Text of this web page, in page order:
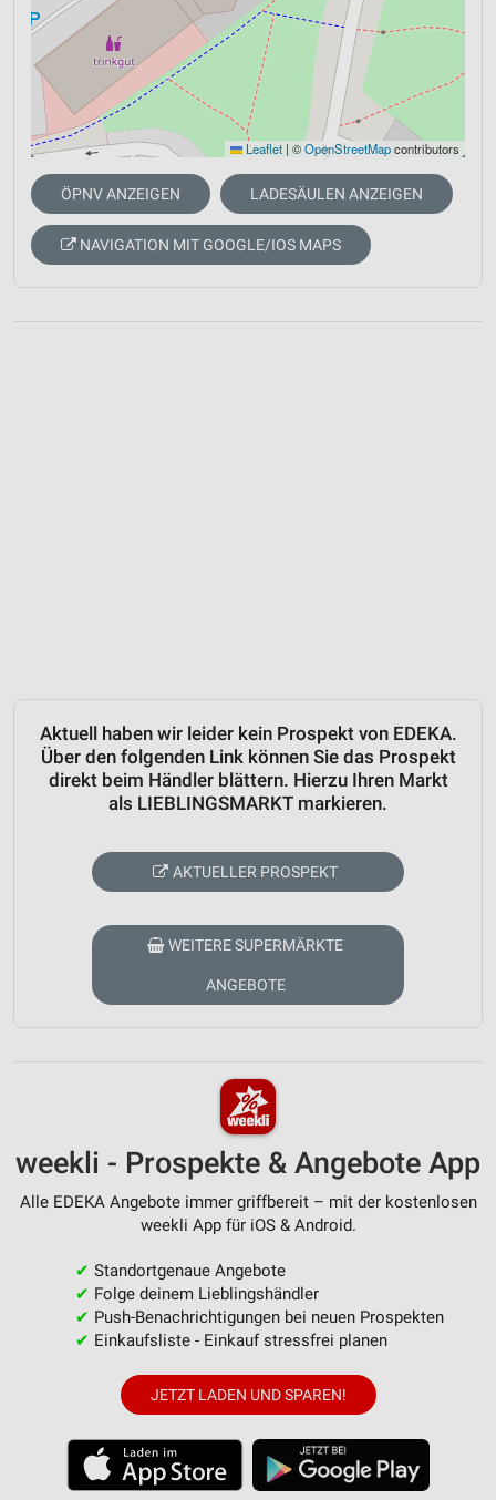
Leaflet | ©OpenStreetMapcontributors
ÖPNV ANZEIGEN LADESÄULEN ANZEIGEN
NAVIGATION MIT GOOGLE/IOS MAPS
Aktuell haben wir leider kein Prospekt von EDEKA.
Über den folgenden Link können Sie das Prospekt
direkt beim Händler blättern. Hierzu Ihren Markt
als LIEBLINGSMARKT markieren.
AKTUELLER PROSPEKT
WEITERE SUPERMÄRKTE
ANGEBOTE
weekli - Prospekte & Angebote App
Alle EDEKA Angebote immer griffbereit – mit der kostenlosen
weekli App für iOS & Android.
✔ Standortgenaue Angebote
✔ Folge deinem Lieblingshändler
✔ Push-Benachrichtigungen bei neuen Prospekten
✔ Einkaufsliste - Einkauf stressfrei planen
JETZT LADEN UND SPAREN!